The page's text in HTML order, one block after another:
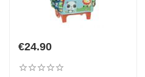
€24.90